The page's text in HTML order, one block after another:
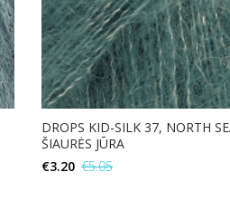
DROPS KID-SILK 37, NORTH
ŠIAURĖS JŪRA
€3.20 €5.05